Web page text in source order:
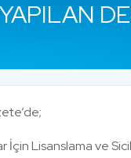
Lisanslama ve